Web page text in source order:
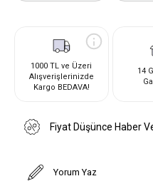
1000 TL ve Üzeri
Alışverişlerinizde
Kargo BEDAVA!
14
Fiyat Düşünce Haber
Yorum Yaz